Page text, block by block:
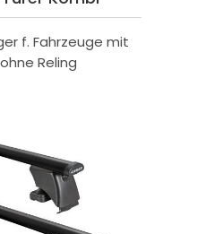
f. Fahrzeuge mit
Reling